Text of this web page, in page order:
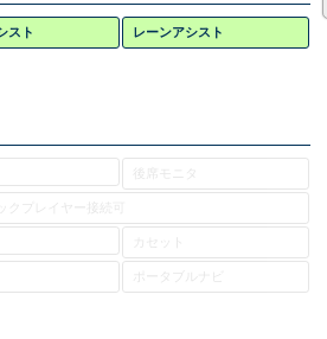
スト レーンアシスト
後席モニタ
クプレイヤー接続可
ポータブルナビ